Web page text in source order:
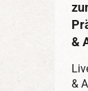
&
&